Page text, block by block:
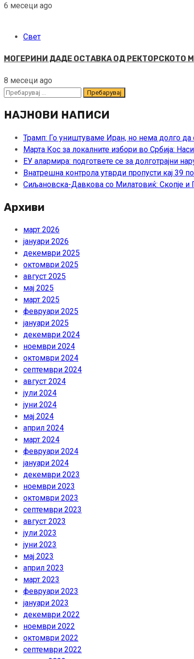
6 месеци ago
Свет
МОГЕРИНИ ДАДЕ ОСТАВКА ОД РЕКТОРСКОТО
8 месеци ago
Пребарувај
НАЈНОВИ НАПИСИ
Трамп: Го уништуваме Иран, но нема долго да
Марта Кос за локалните избори во Србија:
ЕУ алармира: подгответе се за долготрајни
Внатрешна контрола утврди пропусти кај 39
Сиљановска-Давкова со Милатовиќ: Скопје и
Архиви
март 2026
јануари 2026
декември 2025
октомври 2025
август 2025
мај 2025
март 2025
февруари 2025
јануари 2025
декември 2024
ноември 2024
октомври 2024
септември 2024
август 2024
јули 2024
јуни 2024
мај 2024
април 2024
март 2024
февруари 2024
јануари 2024
декември 2023
ноември 2023
октомври 2023
септември 2023
август 2023
јули 2023
јуни 2023
мај 2023
април 2023
март 2023
февруари 2023
јануари 2023
декември 2022
ноември 2022
октомври 2022
септември 2022